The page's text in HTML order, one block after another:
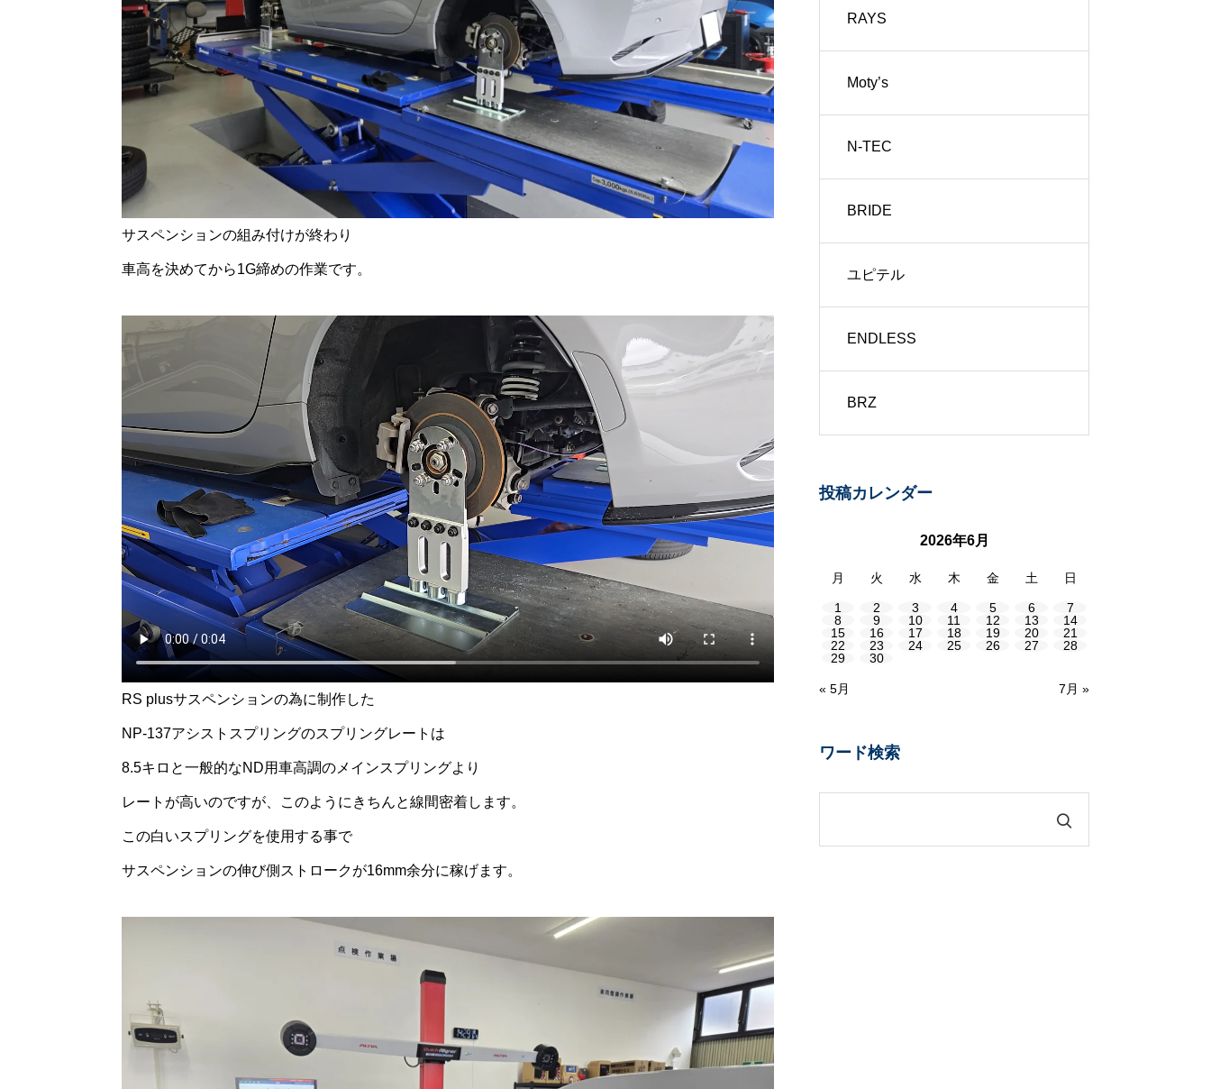
サスペンションの組み付けが終わり
車高を決めてから1G締めの作業です。
RS plusサスペンションの為に制作した
NP-137アシストスプリングのスプリングレートは
8.5キロと一般的なND用車高調のメインスプリングより
レートが高いのですが、このようにきちんと線間密着します。
この白いスプリングを使用する事で
サスペンションの伸び側ストロークが16mm余分に稼げます。
RAYS
Moty’s
N-TEC
BRIDE
ユピテル
ENDLESS
BRZ
投稿カレンダー
2026年6月
月 火 水 木 金 土 日
1 2 3 4 5 6
7
8
9 10 11 12 13
14
15
16 17 18 19 20
21
22
23 24 25 26 27
28
29
30
« 5月 7月 »
ワード検索